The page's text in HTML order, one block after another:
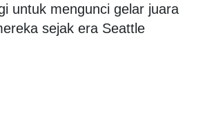
untuk mengunci gelar juara
sejak era Seattle